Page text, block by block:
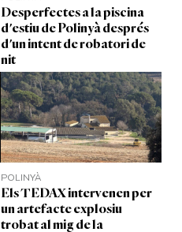
Desperfectes a la piscina
d'estiu de Polinyà després
d'un intent de robatori de
nit
POLINYÀ
Els TEDAX intervenen per
un artefacte explosiu
trobat al mig de la